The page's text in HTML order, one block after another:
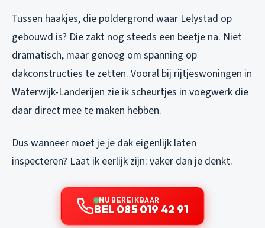
Tussen haakjes, die poldergrond waar Lelystad op
gebouwd is? Die zakt nog steeds een beetje na. Niet
dramatisch, maar genoeg om spanning op
dakconstructies te zetten. Vooral bij rijtjeswoningen in
Waterwijk-Landerijen zie ik scheurtjes in voegwerk die
daar direct mee te maken hebben.
Dus wanneer moet je je dak eigenlijk laten
inspecteren? Laat ik eerlijk zijn: vaker dan je denkt.
NU BEREIKBAAR
BEL 085 019 42 91